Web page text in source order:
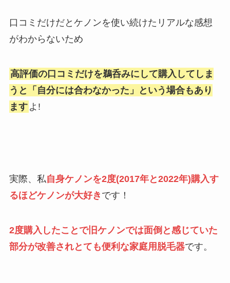
口コミだけだとケノンを使い続けたリアルな感想
がわからないため
高評価の口コミだけを鵜呑みにして購入してしま
うと
「自分には合わなかった」という場合もあり
ます よ!
実際、私自身ケノンを2度(2017年と2022年)購入す
るほどケノンが大好き です！
2度購入したことで旧ケノンでは面倒と感じていた
部分が改善されとても便利な家庭用脱毛器です。